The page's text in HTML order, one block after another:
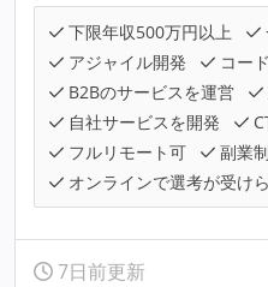
下限年収500万円以上
アジャイル開発
コー
B2Bのサービスを運営
自社サービスを開発
フルリモート可
副業
オンラインで選考が受け
7日前更新